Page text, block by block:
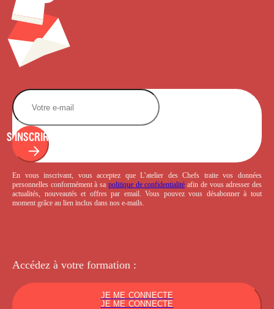
S'INSCRIRE
En vous inscrivant, vous acceptez que L’atelier des Chefs traite vos données
personnelles conformément à sa politique de confidentialité afin de vous adresser des
actualités, nouveautés et offres par email. Vous pouvez vous désabonner à tout
moment grâce au lien inclus dans nos e-mails.
Accédez à votre formation :
JE ME CONNECTE
JE ME CONNECTE